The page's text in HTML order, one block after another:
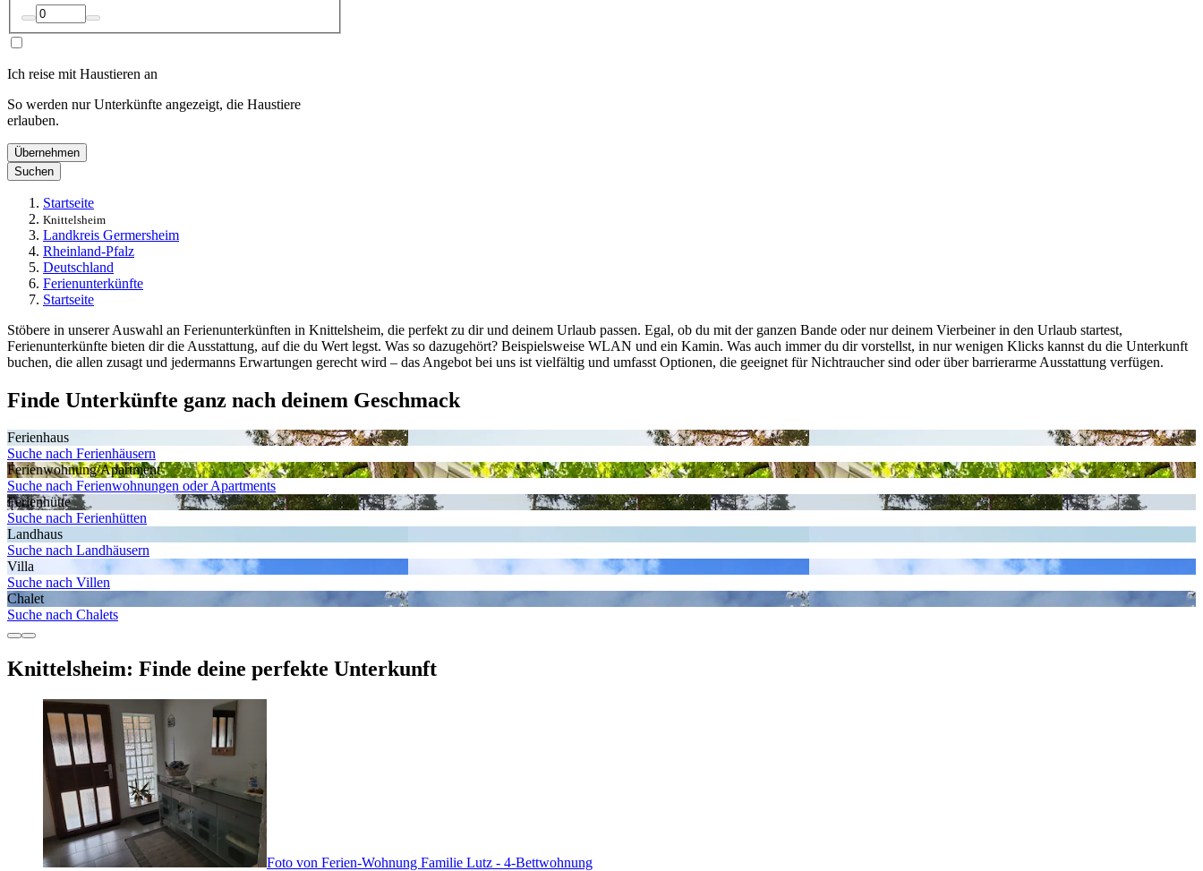
Ich reise mit Haustieren an
So werden nur Unterkünfte angezeigt, die Haustiere
erlauben.
Übernehmen
Suchen
Startseite
Knittelsheim
Landkreis Germersheim
Rheinland-Pfalz
Deutschland
Ferienunterkünfte
Startseite
Stöbere in unserer Auswahl an Ferienunterkünften in Knittelsheim, die perfekt zu dir und deinem Urlaub passen. Egal, ob du mit der ganzen Bande oder nur deinem Vierbeiner in den Urlaub startest,
Ferienunterkünfte bieten dir die Ausstattung, auf die du Wert legst. Was so dazugehört? Beispielsweise WLAN und ein Kamin. Was auch immer du dir vorstellst, in nur wenigen Klicks kannst du die Unterkunft
buchen, die allen zusagt und jedermanns Erwartungen gerecht wird – das Angebot bei uns ist vielfältig und umfasst Optionen, die geeignet für Nichtraucher sind oder über barrierarme Ausstattung verfügen.
Finde Unterkünfte ganz nach deinem Geschmack
Ferienhaus
Suche nach Ferienhäusern
Ferienwohnung/Apartment
Suche nach Ferienwohnungen oder Apartments
Ferienhütte
Suche nach Ferienhütten
Landhaus
Suche nach Landhäusern
Villa
Suche nach Villen
Chalet
Suche nach Chalets
Knittelsheim: Finde deine perfekte Unterkunft
Foto von Ferien-Wohnung Familie Lutz - 4-Bettwohnung